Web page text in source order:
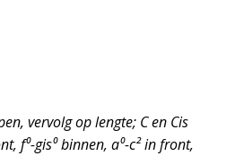
vervolg op lengte; C en Cis
f⁰-gis⁰ binnen, a⁰-c² in front,